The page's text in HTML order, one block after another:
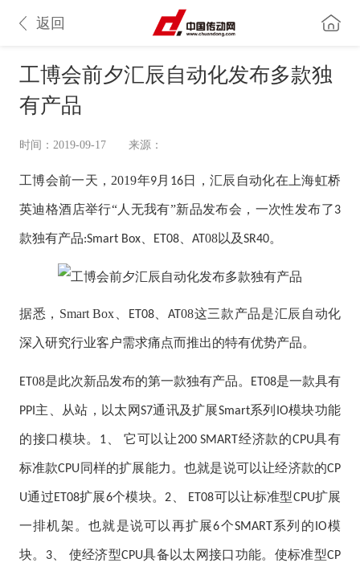
返回
工博会前夕汇辰自动化发布多款独
有产品
时间：2019-09-17 来源：
工博会前一天，2019年9月 16日，汇辰自动化在 上海虹桥
英迪格酒店举行“人无我有”新品发布会，一次性发布了3
款独有产品:Smart Box、 ET08、 AT 08以及SR40。
据悉， Smart Box ET08、AT08这三款产品是汇辰自动化
深入研究行业客户需求痛点而推出的特有优势产品。
ET 08是此次新品发布的第一款独有产品。 ET08是一款具有
PPI 主、从站，以太网S7通讯及扩展Smart系列 IO模块功能
的接口模块。 1 它可以让200 SMART 经济款的CPU具有
标准款CPU同样的扩展能力。也就是说可以让经济款的CP
U通过ET08扩展6个模块。 2 ET08可以让标准型CPU扩展
一排机架。也就是说可以再扩展6个SMART 系列的 IO模
块。 3、 使经济型CPU具备以太网接口功能。使标准型CP